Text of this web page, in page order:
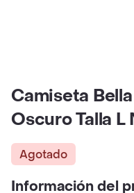
Camiseta
Oscuro Talla L
Agotado
Información del